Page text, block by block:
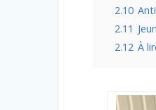
2.10
2.11
2.12 À